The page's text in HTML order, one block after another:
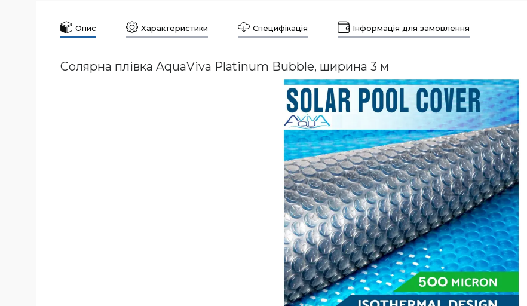
Опис Характеристики Специфікація Інформація для замовлення
Солярна плівка AquaViva Platinum Bubble, ширина 3 м